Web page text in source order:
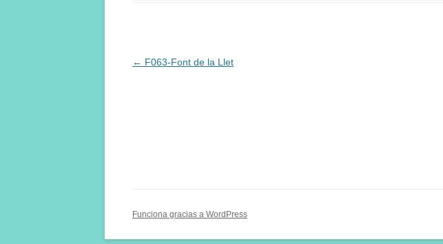
Navegación
← F063-Font de la Llet
Funciona gracias a WordPress